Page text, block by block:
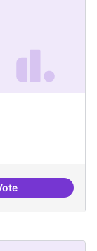
Socialització de la